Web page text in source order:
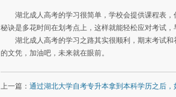
湖北成人高考的学习很简单，学校会提供课程表
秘诀是多花时间在划考点上，这样就能轻松应对考试，
湖北成人高考的学习之路其实很顺利，期末考试
的文凭，加油吧，未来就在眼前。
上一篇： 通过湖北大学自考专升本拿到本科学历之后，